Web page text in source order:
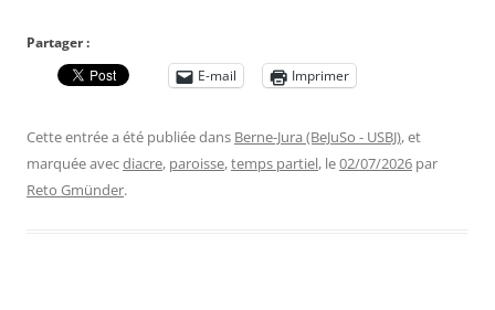
Partager :
E-mail
Imprimer
Cette entrée a été publiée dans Berne-Jura (BeJuSo - USBJ), et
marquée avecdiacre, paroisse,temps partiel, le02/07/2026 par
Reto Gmünder.